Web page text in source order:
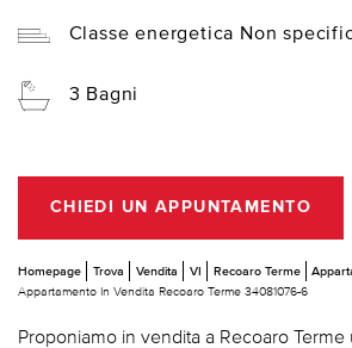
Classe energetica Non
3 Bagni
CHIEDI UN APPUNTAMENTO
Homepage Trova Vendita VI Recoaro Terme
Appartamento In Vendita Recoaro Terme 34081076-6
Proponiamo in vendita a Recoaro